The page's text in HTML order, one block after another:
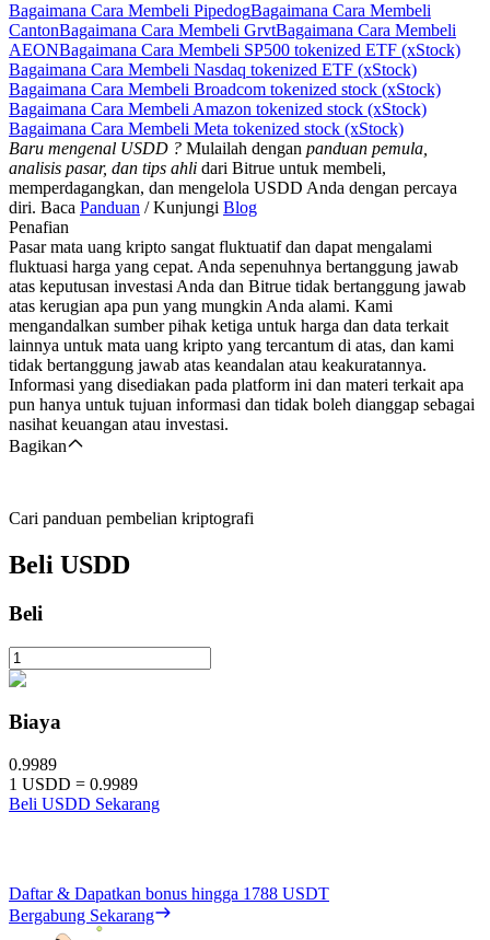
Bagaimana Cara Membeli PipedogBagaimana Cara Membeli
CantonBagaimana Cara Membeli GrvtBagaimana Cara Membeli
AEONBagaimana Cara Membeli SP500 tokenized ETF (xStock)
Bagaimana Cara Membeli Nasdaq tokenized ETF (xStock)
Bagaimana Cara Membeli Broadcom tokenized stock (xStock)
Bagaimana Cara Membeli Amazon tokenized stock (xStock)
Bagaimana Cara Membeli Meta tokenized stock (xStock)
Baru mengenal USDD ? Mulailah dengan panduan pemula,
analisis pasar, dan tips ahli dari Bitrue untuk membeli,
memperdagangkan, dan mengelola USDD Anda dengan percaya
diri. Baca Panduan / Kunjungi Blog
Penafian
Pasar mata uang kripto sangat fluktuatif dan dapat mengalami
fluktuasi harga yang cepat. Anda sepenuhnya bertanggung jawab
atas keputusan investasi Anda dan Bitrue tidak bertanggung jawab
atas kerugian apa pun yang mungkin Anda alami. Kami
mengandalkan sumber pihak ketiga untuk harga dan data terkait
lainnya untuk mata uang kripto yang tercantum di atas, dan kami
tidak bertanggung jawab atas keandalan atau keakuratannya.
Informasi yang disediakan pada platform ini dan materi terkait apa
pun hanya untuk tujuan informasi dan tidak boleh dianggap sebagai
nasihat keuangan atau investasi.
Bagikan
Cari panduan pembelian kriptografi
Beli USDD
Beli
Biaya
0.9989
1 USDD = 0.9989
Beli USDD Sekarang
Daftar & Dapatkan bonus hingga 1788 USDT
Bergabung Sekarang